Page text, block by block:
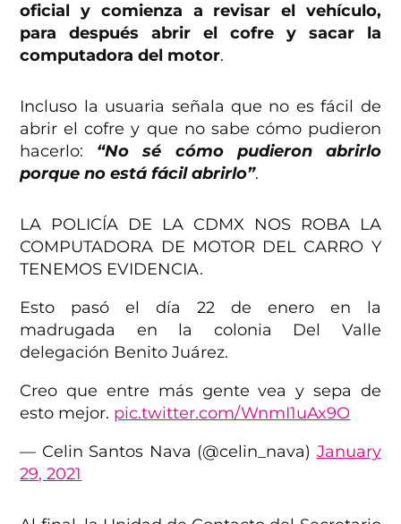
oficial y comienza a revisar el vehículo,
para después abrir el cofre y sacar la
computadora del motor.
Incluso la usuaria señala que no es fácil de
abrir el cofre y que no sabe cómo pudieron
hacerlo: “No sé cómo pudieron abrirlo
porque no está fácil abrirlo”.
LA POLICÍA DE LA CDMX NOS ROBA LA
COMPUTADORA DE MOTOR DEL CARRO Y
TENEMOS EVIDENCIA.
Esto pasó el día 22 de enero en la
madrugada en la colonia Del Valle
delegación Benito Juárez.
Creo que entre más gente vea y sepa de
esto mejor. pic.twitter.com/WnmI1uAx9O
— Celin Santos Nava (@celin_nava) January
29, 2021